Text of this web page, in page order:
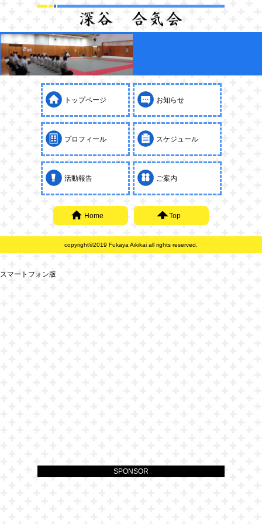
トップページ お知らせ
プロフィール スケジュール
活動報告 ご案内
Home Top
copyright©2019 Fukaya Aikikai all rights reserved.
スマートフォン版
SPONSOR